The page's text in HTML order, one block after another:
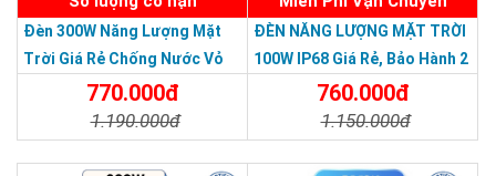
Đèn 300W Năng Lượng Mặt
Trời Giá Rẻ Chống Nước Vỏ
Nhôm Đúc770.000đ
1.190.000đ
ĐÈN NĂNG LƯỢNG MẶT TRỜI
100W IP68 Giá Rẻ, Bảo Hành 2
760.000đ
1.150.000đ